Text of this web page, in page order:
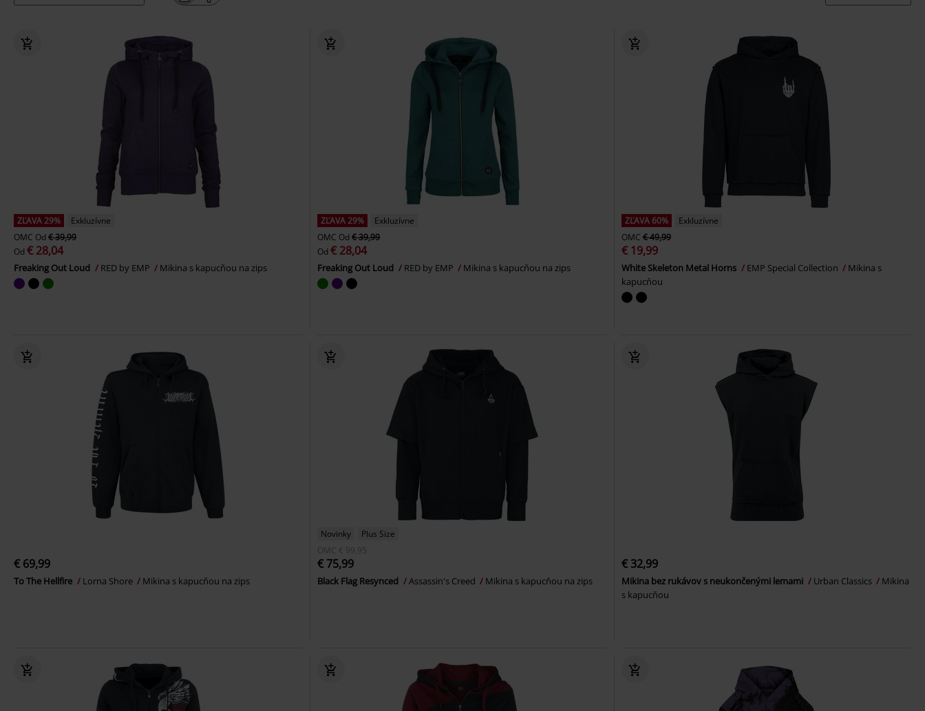
ZĽAVA 29%
Exkluzívne
OMC Od € 39,99
Od € 28,04
Freaking Out Loud RED by EMP Mikina s kapucňou na zips
ZĽAVA 29%
Exkluzívne
OMC Od€ 39,99
Od€ 28,04
Freaking Out Loud RED by EMP Mikina s kapucňou na zips
ZĽAVA 60%
Exkluzívne
OMC € 49,99
€ 19,99
White Skeleton Metal Horns EMP Special Collection
Mikina s
kapucňou
€ 69,99
To The Hellfire Lorna Shore Mikina s kapucňou na zips
Novinky
Plus Size
OMC € 99,95
€ 75,99
Black Flag Resynced Assassin's Creed Mikina s kapucňou na zips
€ 32,99
Mikina bez rukávov s neukončenými lemami Urban Classics
Mikina
s kapucňou